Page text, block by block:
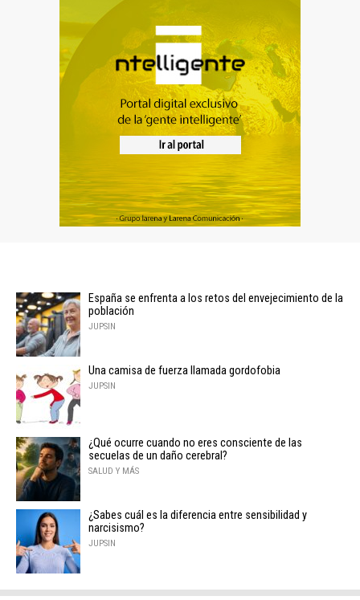
España se enfrenta a los retos del envejecimiento de la
población
JUPSIN
Una camisa de fuerza llamada gordofobia
JUPSIN
¿Qué ocurre cuando no eres consciente de las
secuelas de un daño cerebral?
SALUD Y MÁS
¿Sabes cuál es la diferencia entre sensibilidad y
narcisismo?
JUPSIN